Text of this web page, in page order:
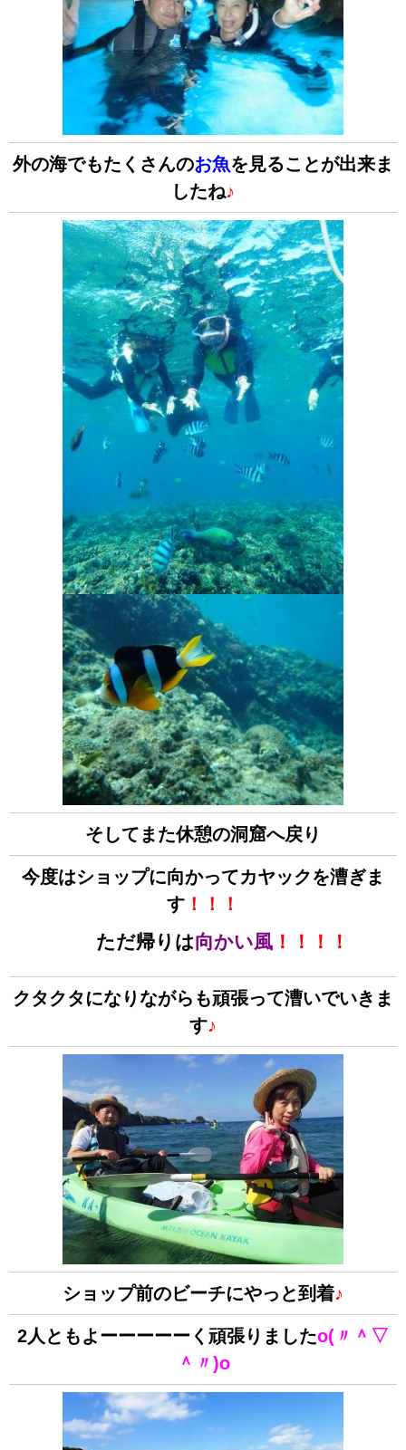
外の海でもたくさんのお魚を見ることが出来ま
したね♪
そしてまた休憩の洞窟へ戻り
今度はショップに向かってカヤックを漕ぎま
す ！！！
ただ帰りは向かい風！！！！
クタクタになりながらも頑張って漕いでいきま
す♪
ショップ前のビーチにやっと到着♪
2人ともよーーーーーく頑張りましたo(〃＾▽
＾〃)o